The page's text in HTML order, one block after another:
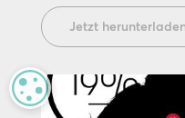
Jetzt
MANAGE PRIVACY